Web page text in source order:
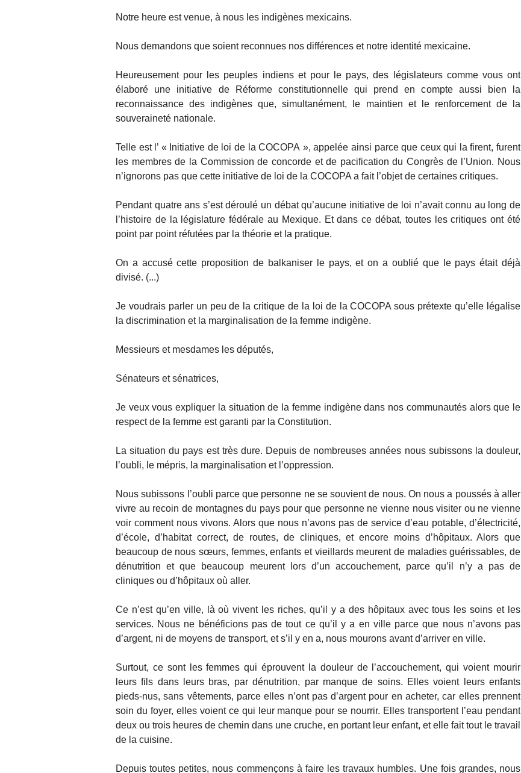
Notre heure est venue, à nous les indigènes mexicains.
Nous demandons que soient reconnues nos différences et notre identité mexicaine.
Heureusement pour les peuples indiens et pour le pays, des législateurs comme vous ont
élaboré une initiative de Réforme constitutionnelle qui prend en compte aussi bien la
reconnaissance des indigènes que, simultanément, le maintien et le renforcement de la
souveraineté nationale.
Telle est l’ « Initiative de loi de la COCOPA », appelée ainsi parce que ceux qui la firent, furent
les membres de la Commission de concorde et de pacification du Congrès de l’Union. Nous
n’ignorons pas que cette initiative de loi de la COCOPA a fait l’objet de certaines critiques.
Pendant quatre ans s’est déroulé un débat qu’aucune initiative de loi n’avait connu au long de
l’histoire de la législature fédérale au Mexique. Et dans ce débat, toutes les critiques ont été
point par point réfutées par la théorie et la pratique.
On a accusé cette proposition de balkaniser le pays, et on a oublié que le pays était déjà
divisé. (...)
Je voudrais parler un peu de la critique de la loi de la COCOPA sous prétexte qu’elle légalise
la discrimination et la marginalisation de la femme indigène.
Messieurs et mesdames les députés,
Sénateurs et sénatrices,
Je veux vous expliquer la situation de la femme indigène dans nos communautés alors que le
respect de la femme est garanti par la Constitution.
La situation du pays est très dure. Depuis de nombreuses années nous subissons la douleur,
l’oubli, le mépris, la marginalisation et l’oppression.
Nous subissons l’oubli parce que personne ne se souvient de nous. On nous a poussés à aller
vivre au recoin de montagnes du pays pour que personne ne vienne nous visiter ou ne vienne
voir comment nous vivons. Alors que nous n’avons pas de service d’eau potable, d’électricité,
d’école, d’habitat correct, de routes, de cliniques, et encore moins d’hôpitaux. Alors que
beaucoup de nous sœurs, femmes, enfants et vieillards meurent de maladies guérissables, de
dénutrition et que beaucoup meurent lors d’un accouchement, parce qu’il n’y a pas de
cliniques ou d’hôpitaux où aller.
Ce n’est qu’en ville, là où vivent les riches, qu’il y a des hôpitaux avec tous les soins et les
services. Nous ne bénéficions pas de tout ce qu’il y a en ville parce que nous n’avons pas
d’argent, ni de moyens de transport, et s’il y en a, nous mourons avant d’arriver en ville.
Surtout, ce sont les femmes qui éprouvent la douleur de l’accouchement, qui voient mourir
leurs fils dans leurs bras, par dénutrition, par manque de soins. Elles voient leurs enfants
pieds-nus, sans vêtements, parce elles n’ont pas d’argent pour en acheter, car elles prennent
soin du foyer, elles voient ce qui leur manque pour se nourrir. Elles transportent l’eau pendant
deux ou trois heures de chemin dans une cruche, en portant leur enfant, et elle fait tout le travail
de la cuisine.
Depuis toutes petites, nous commençons à faire les travaux humbles. Une fois grandes, nous